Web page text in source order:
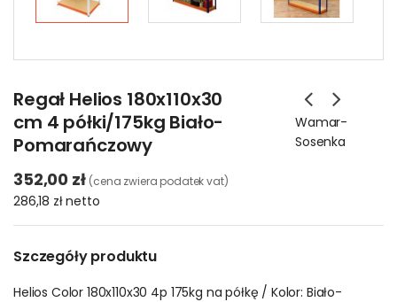
Regał Helios 180x110x30
cm 4 półki/175kg Biało-
Pomarańczowy
Wamar-
Sosenka
352,00 zł (cena zwiera podatek vat)
286,18 złnetto
Szczegóły produktu
Helios Color 180x110x30 4p 175kg na półkę / Kolor: Biało-